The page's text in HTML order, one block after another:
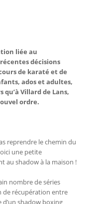
liée au
décisions
de karaté et de
ados et adultes,
qu’à Villard de Lans,
ordre.
reprendre le chemin du
une petite
au shadow à la maison !
nombre de séries
de récupération entre
d’un shadow boxing